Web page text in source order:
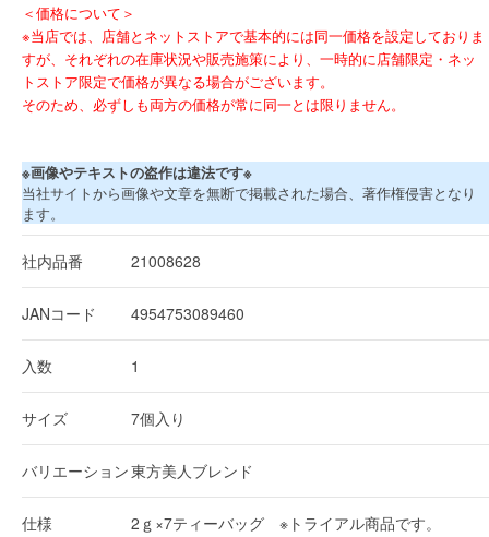
＜価格について＞
※当店では、店舗とネットストアで基本的には同一価格を設定しておりま
すが、それぞれの在庫状況や販売施策により、一時的に店舗限定・ネッ
トストア限定で価格が異なる場合がございます。
そのため、必ずしも両方の価格が常に同一とは限りません。
※画像やテキストの盗作は違法です※
当社サイトから画像や文章を無断で掲載された場合、著作権侵害となり
ます。
社内品番 21008628
JANコード 4954753089460
入数 1
サイズ 7個入り
バリエーション東方美人ブレンド
仕様 2ｇ×7ティーバッグ ※トライアル商品です。